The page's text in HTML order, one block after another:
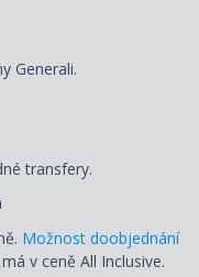
Generali.
transfery.
Možnost doobjednání
v ceně All Inclusive.